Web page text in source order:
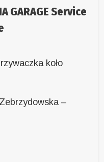
GARAGE Service
koło
–